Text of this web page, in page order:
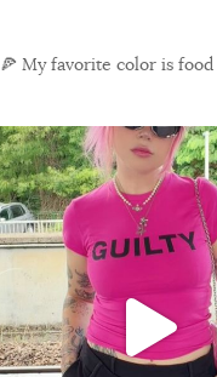
🍕 My favorite color is food